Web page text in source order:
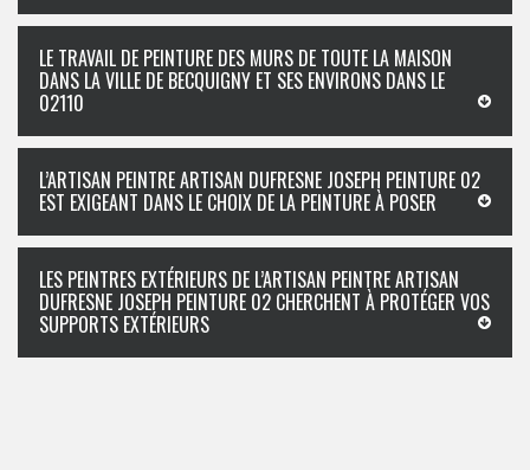
LE TRAVAIL DE PEINTURE DES MURS DE TOUTE LA MAISON
DANS LA VILLE DE BECQUIGNY ET SES ENVIRONS DANS LE
02110
L’ARTISAN PEINTRE ARTISAN DUFRESNE JOSEPH PEINTURE 02
EST EXIGEANT DANS LE CHOIX DE LA PEINTURE À POSER
LES PEINTRES EXTÉRIEURS DE L’ARTISAN PEINTRE ARTISAN
DUFRESNE JOSEPH PEINTURE 02 CHERCHENT À PROTÉGER VOS
SUPPORTS EXTÉRIEURS